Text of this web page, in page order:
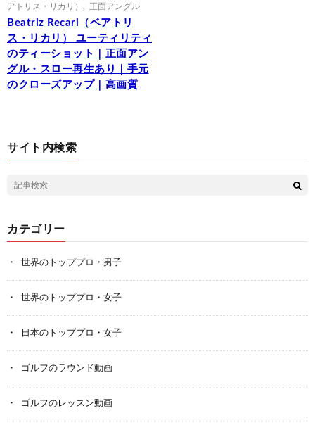
アトリス・リカリ）
正面アングル
Beatriz Recari（ベアトリ
ス・リカリ） ユーティリティ
のティーショット｜正面アン
グル・スロー再生あり｜手元
のクローズアップ｜高画質
サイト内検索
カテゴリー
世界のトッププロ・男子
世界のトッププロ・女子
日本のトッププロ・女子
ゴルフのラウンド動画
ゴルフのレッスン動画